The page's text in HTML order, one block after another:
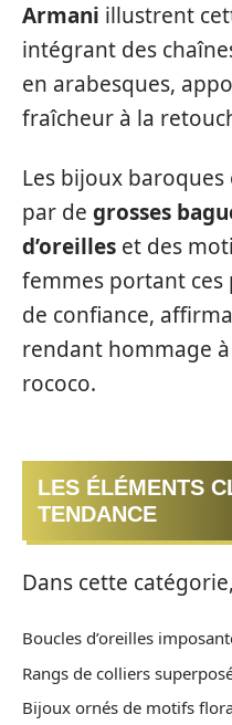
Armani illustrent
intégrant des
en arabesques,
fraîcheur à la
Les bijoux
par de grosses
d’oreilles et des
femmes portant ces
de confiance,
rendant hommage
rococo.
LES ÉLÉMENTS
TENDANCE
Dans cette
Boucles d’oreilles
Rangs de colliers
Bijoux ornés de motifs